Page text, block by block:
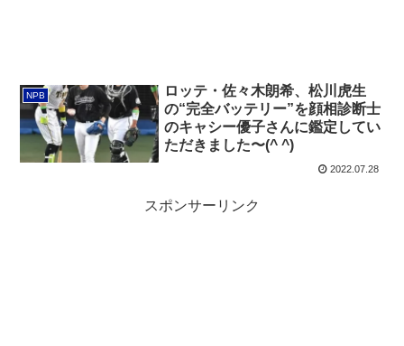
NPB
ロッテ・佐々木朗希、松川虎生
の“完全バッテリー”を顔相診断士
のキャシー優子さんに鑑定してい
ただきました〜(^ ^)
2022.07.28
スポンサーリンク